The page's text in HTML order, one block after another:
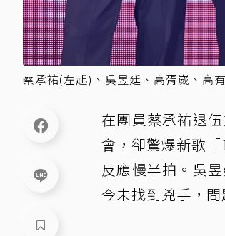
蔡承祐(左起)、吳昱廷、高胥崴、高
在團員蔡承祐退
會，卻驚爆新歌
反應慢半拍。吳
今未找到兇手，問